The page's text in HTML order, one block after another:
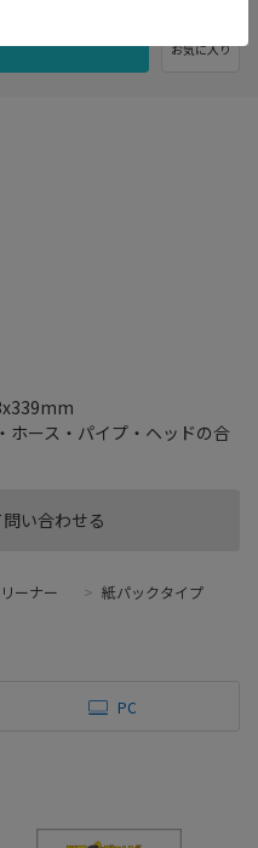
い合わせる
お気に入り
ース・パイプ・ヘッドの合
ーナー > 紙パックタイプ
PC